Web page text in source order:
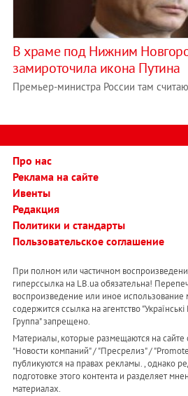
В храме под Нижним
замироточила икона Путина
Премьер-министра России там
Про нас
Реклама на сайте
Ивенты
Редакция
Политики и стандарты
Пользовательское соглашение
При полном или частичном
гиперссылка на LB.ua обязательна!
воспроизведение или иное использование
содержится ссылка на агентство
Группа" запрещено.
Материалы, которые размещаются на сайте
"Новости компаний" / "Пресрелиз" /
публикуются на правах рекламы. , однако
подготовке этого контента и разделяет
материалах.